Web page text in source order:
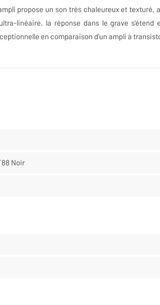
propose un son très chaleureux et texturé,
linéaire, la réponse dans le grave s'étend
en comparaison d'un ampli à
Noir